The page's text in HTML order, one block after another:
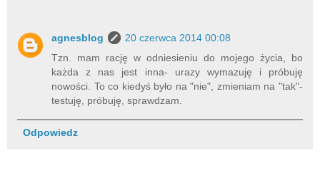
agnesblog
20 czerwca 2014 00:08
Tzn. mam rację w odniesieniu do mojego życia, bo
każda z nas jest inna- urazy wymazuję i próbuję
nowości. To co kiedyś było na "nie", zmieniam na "tak"-
testuję, próbuję, sprawdzam.
Odpowiedz